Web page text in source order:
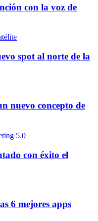
con la voz de
spot al norte de la
nuevo concepto de
con éxito el
6 mejores apps